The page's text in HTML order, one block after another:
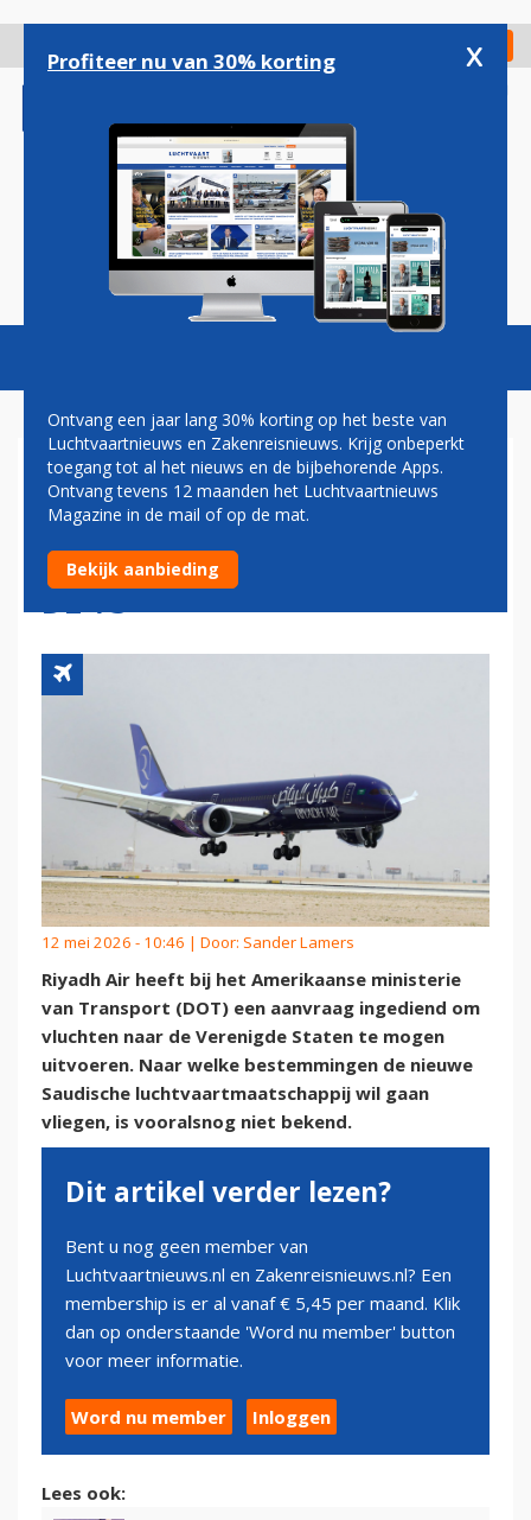
gaan
Check in
Magazine Podcasts Vacatures
RIYADH AIR VRAAGT
VERSNELDE GOEDKEURING
AAN VOOR VLUCHTEN NAAR
DE VS
12 mei 2026 - 10:46 | Door: Sander Lamers
Riyadh Air heeft bij het Amerikaanse ministerie
van Transport (DOT) een aanvraag ingediend om
vluchten naar de Verenigde Staten te mogen
uitvoeren. Naar welke bestemmingen de nieuwe
Saudische luchtvaartmaatschappij wil gaan
vliegen, is vooralsnog niet bekend.
Dit artikel verder lezen?
Bent u nog geen member van
Luchtvaartnieuws.nl en Zakenreisnieuws.nl? Een
membership is er al vanaf € 5,45 per maand. Klik
dan op onderstaande 'Word nu member' button
voor meer informatie.
Word nu member Inloggen
Lees ook:
Profiteer nu van 30% korting x
Ontvang een jaar lang 30% korting op het beste van
Luchtvaartnieuws en Zakenreisnieuws. Krijg onbeperkt
toegang tot al het nieuws en de bijbehorende Apps.
Ontvang tevens 12 maanden het Luchtvaartnieuws
Magazine in de mail of op de mat.
Bekijk aanbieding